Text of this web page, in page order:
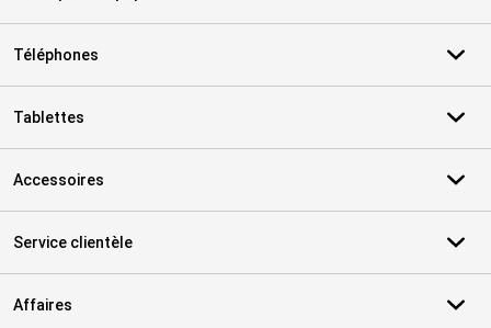
Téléphones
Tablettes
Accessoires
Service clientèle
Affaires